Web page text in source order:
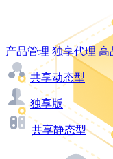
产品管理 独享代理 高
共享动态型
独享版
共享静态型